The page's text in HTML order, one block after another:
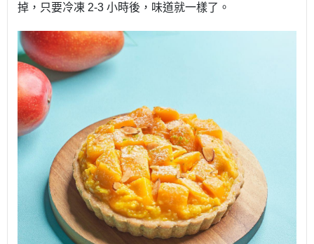
掉，只要冷凍 2-3 小時後，味道就一樣了。